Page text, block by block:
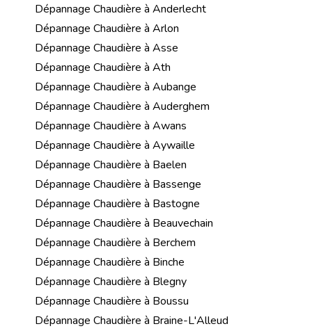
Dépannage Chaudière à Anderlecht
Dépannage Chaudière à Arlon
Dépannage Chaudière à Asse
Dépannage Chaudière à Ath
Dépannage Chaudière à Aubange
Dépannage Chaudière à Auderghem
Dépannage Chaudière à Awans
Dépannage Chaudière à Aywaille
Dépannage Chaudière à Baelen
Dépannage Chaudière à Bassenge
Dépannage Chaudière à Bastogne
Dépannage Chaudière à Beauvechain
Dépannage Chaudière à Berchem
Dépannage Chaudière à Binche
Dépannage Chaudière à Blegny
Dépannage Chaudière à Boussu
Dépannage Chaudière à Braine-L'Alleud